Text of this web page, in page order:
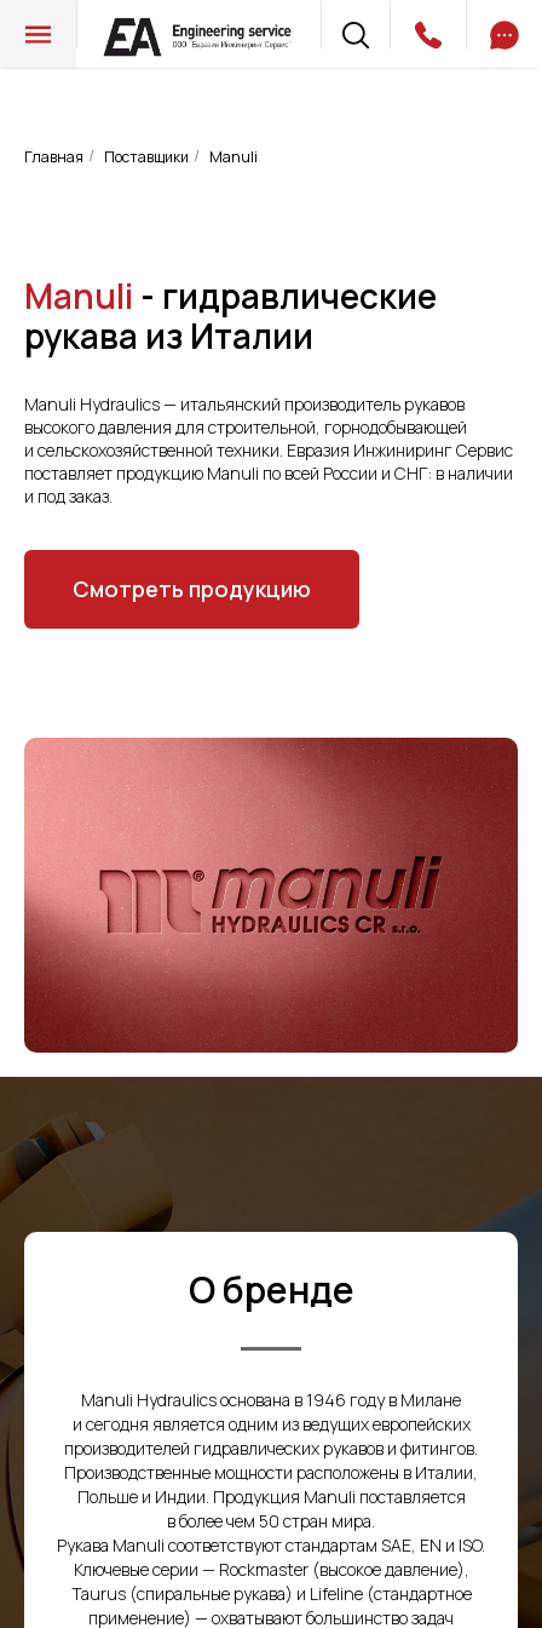
Главная / Поставщики / Manuli
Manuli - гидравлические
рукава из Италии
Manuli Hydraulics — итальянский производитель рукавов
высокого давления для строительной, горнодобывающей
и сельскохозяйственной техники. Евразия Инжиниринг Сервис
поставляет продукцию Manuli по всей России и СНГ: в наличии
и под заказ.
Смотреть продукцию
О бренде
Manuli Hydraulics основана в 1946 году в Милане
и сегодня является одним из ведущих европейских
производителей гидравлических рукавов и фитингов.
Производственные мощности расположены в Италии,
Польше и Индии. Продукция Manuli поставляется
в более чем 50 стран мира.
Рукава Manuli соответствуют стандартам SAE, EN и ISO.
Ключевые серии — Rockmaster (высокое давление),
Taurus (спиральные рукава) и Lifeline (стандартное
применение) — охватывают большинство задач
Товары